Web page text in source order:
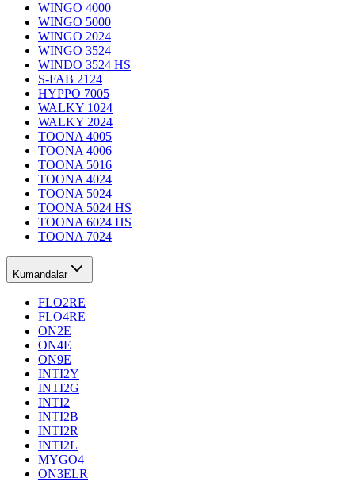
WINGO 4000
WINGO 5000
WINGO 2024
WINGO 3524
WINDO 3524 HS
S-FAB 2124
HYPPO 7005
WALKY 1024
WALKY 2024
TOONA 4005
TOONA 4006
TOONA 5016
TOONA 4024
TOONA 5024
TOONA 5024 HS
TOONA 6024 HS
TOONA 7024
Kumandalar
FLO2RE
FLO4RE
ON2E
ON4E
ON9E
INTI2Y
INTI2G
INTI2
INTI2B
INTI2R
INTI2L
MYGO4
ON3ELR